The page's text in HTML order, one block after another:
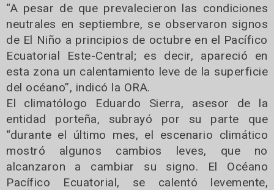
“A pesar de que prevalecieron las condiciones
neutrales en septiembre, se observaron signos
de El Niño a principios de octubre en el Pacífico
Ecuatorial Este-Central; es decir, apareció en
esta zona un calentamiento leve de la superficie
del océano”, indicó la ORA.
El climatólogo Eduardo Sierra, asesor de la
entidad porteña, subrayó por su parte que
“durante el último mes, el escenario climático
mostró algunos cambios leves, que no
alcanzaron a cambiar su signo. El Océano
Pacífico Ecuatorial, se calentó levemente,